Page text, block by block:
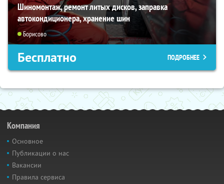
Шиномонтаж, ремонт литых дисков, заправка
автокондиционера, хранение шин
Борисово
Бесплатно ПОДРОБНЕЕ
Компания
Основное
Публикации о нас
Вакансии
Правила сервиса